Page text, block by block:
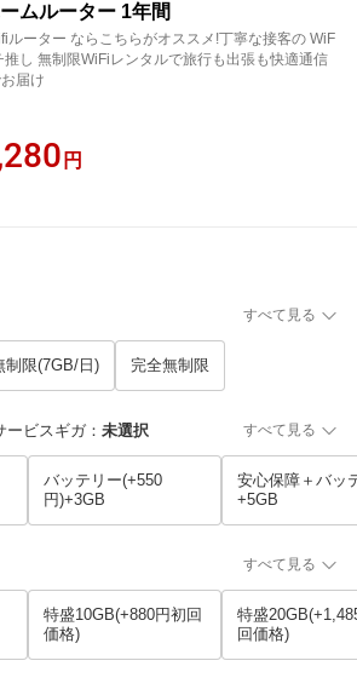
ムルーター 1年間
ルーター ならこちらがオススメ!丁寧な接客の WiF
し 無制限WiFiレンタルで旅行も出張も快適通信
届け
円
すべて見る
制限(7GB/日) 完全無制限
ービスギガ： 未選択 すべて見る
バッテリー(+550
円)+3GB
安心保障＋バッ
+5GB
すべて見る
特盛10GB(+880円初回
価格)
特盛
回価格)